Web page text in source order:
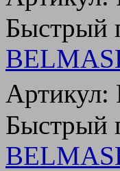
Быстрый
Артикул:
Быстрый